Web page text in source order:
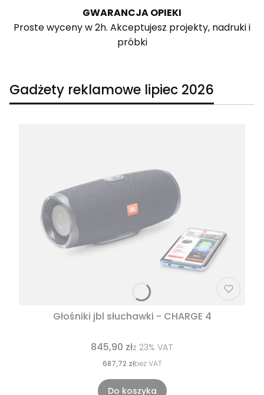
GWARANCJA OPIEKI
Proste wyceny w 2h. Akceptujesz projekty, nadruki i
próbki
Gadżety reklamowe lipiec 2026
Głośniki jbl słuchawki - CHARGE 4
845,90 złz 23% VAT
687,72 złbez VAT
Do koszyka